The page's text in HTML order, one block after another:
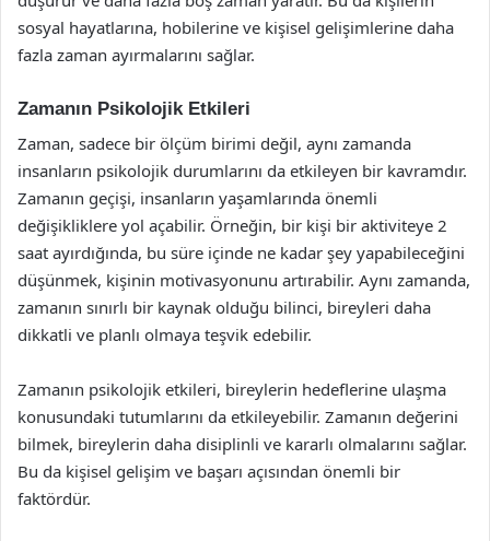
sosyal hayatlarına, hobilerine ve kişisel gelişimlerine daha
fazla zaman ayırmalarını sağlar.
Zamanın Psikolojik Etkileri
Zaman, sadece bir ölçüm birimi değil, aynı zamanda
insanların psikolojik durumlarını da etkileyen bir kavramdır.
Zamanın geçişi, insanların yaşamlarında önemli
değişikliklere yol açabilir. Örneğin, bir kişi bir aktiviteye 2
saat ayırdığında, bu süre içinde ne kadar şey yapabileceğini
düşünmek, kişinin motivasyonunu artırabilir. Aynı zamanda,
zamanın sınırlı bir kaynak olduğu bilinci, bireyleri daha
dikkatli ve planlı olmaya teşvik edebilir.
Zamanın psikolojik etkileri, bireylerin hedeflerine ulaşma
konusundaki tutumlarını da etkileyebilir. Zamanın değerini
bilmek, bireylerin daha disiplinli ve kararlı olmalarını sağlar.
Bu da kişisel gelişim ve başarı açısından önemli bir
faktördür.